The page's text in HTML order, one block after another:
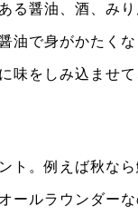
る醤油、酒、み
油で身がかたく
味をしみ込ませ
ト。例えば秋な
ールラウンダー